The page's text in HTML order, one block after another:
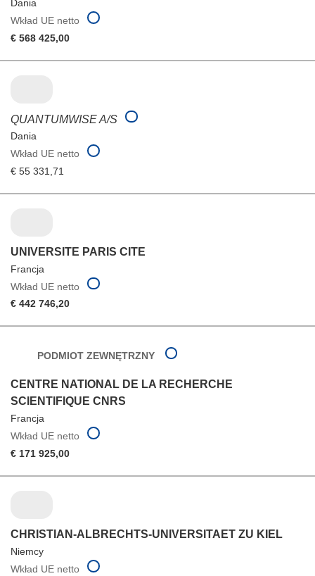
Dania
Wkład UE netto
€ 568 425,00
QUANTUMWISE A/S
Dania
Wkład UE netto
€ 55 331,71
UNIVERSITE PARIS CITE
Francja
Wkład UE netto
€ 442 746,20
PODMIOT ZEWNĘTRZNY
CENTRE NATIONAL DE LA RECHERCHE
SCIENTIFIQUE CNRS
Francja
Wkład UE netto
€ 171 925,00
CHRISTIAN-ALBRECHTS-UNIVERSITAET ZU KIEL
Niemcy
Wkład UE netto